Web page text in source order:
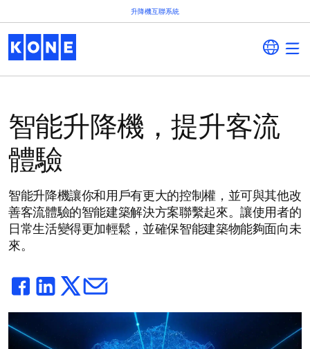
升降機互聯系統
智能升降機，提升客流
體驗
智能升降機讓你和用戶有更大的控制權，並可與其他改
善客流體驗的智能建築解決方案聯繫起來。讓使用者的
日常生活變得更加輕鬆，並確保智能建築物能夠面向未
來。